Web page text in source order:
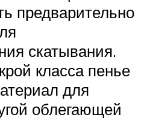
предварительно
скатывания.
класса пенье
для
облегающей